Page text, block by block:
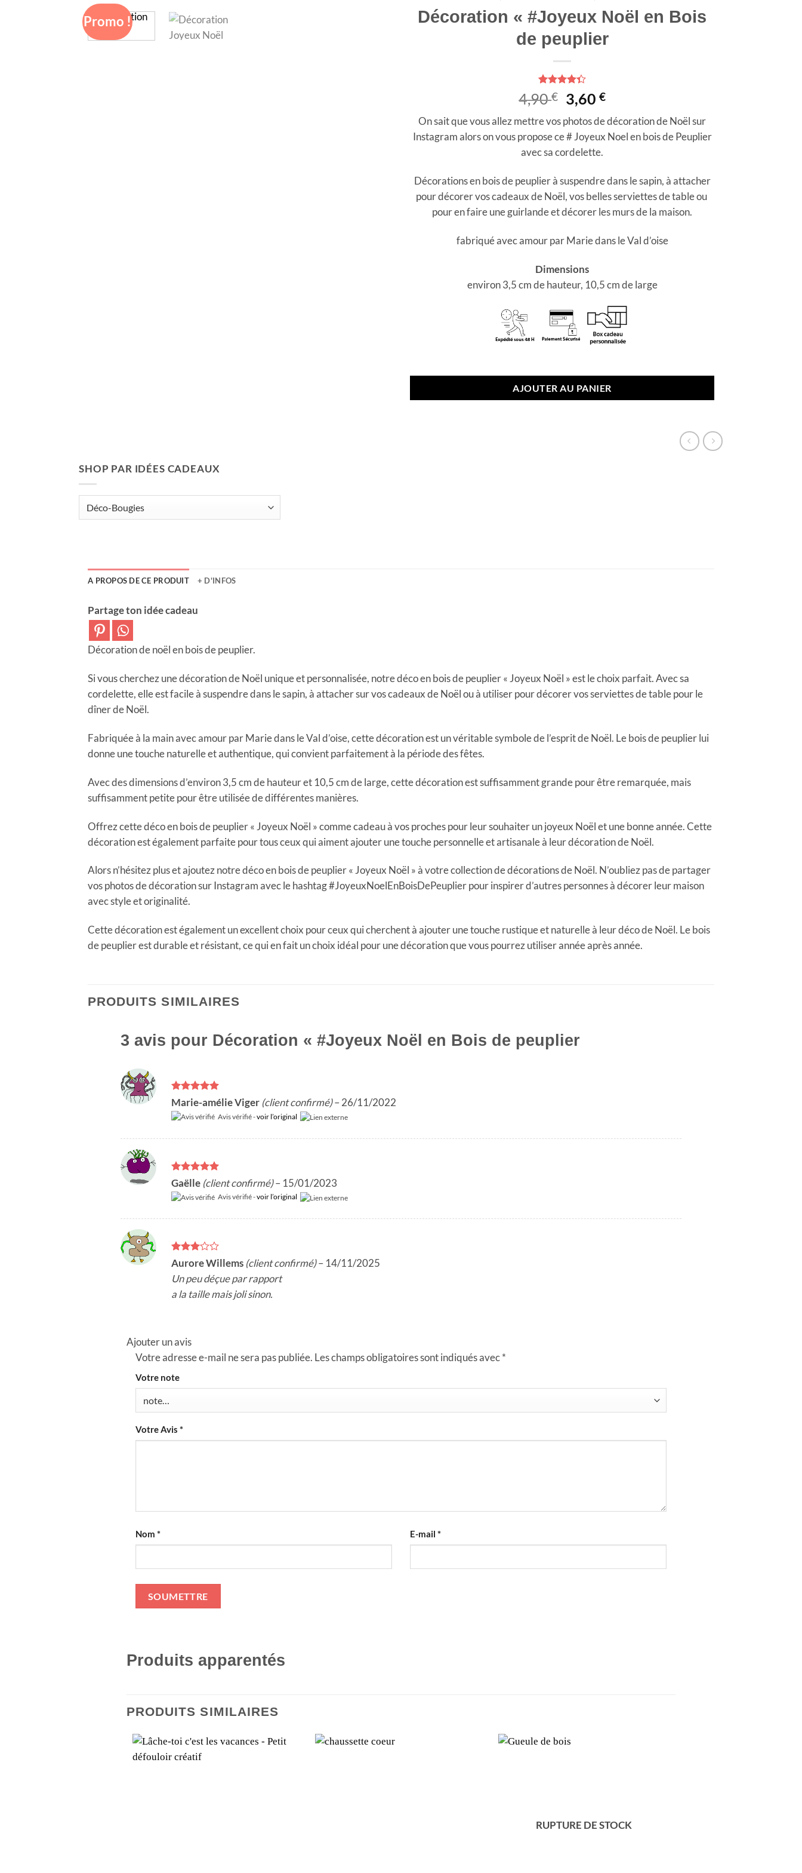
Promo !
Décoration « #Joyeux Noël en Bois
de peuplier
Noté
4.33
sur 5
3
notations
4,90€
Le
prix
initial
était :
4,90 €.
3,60 €Le
prix
actuel
est :
On sait que vous allez mettre vos photos de décoration de Noël sur
Instagram alors on vous propose ce # Joyeux Noel en bois de Peuplier
avec sa cordelette.
Décorations en bois de peuplier à suspendre dans le sapin, à attacher
pour décorer vos cadeaux de Noël, vos belles serviettes de table ou
pour en faire une guirlande et décorer les murs de la maison.
fabriqué avec amour par Marie dans le Val d’oise
Dimensions
environ 3,5 cm de hauteur, 10,5 cm de large
AJOUTER AU PANIER
SHOP PAR IDÉES CADEAUX
A PROPOS DE CE PRODUIT + D'INFOS
Partage ton idée cadeau
Décoration de noël en bois de peuplier.
Si vous cherchez une décoration de Noël unique et personnalisée, notre déco en bois de peuplier « Joyeux Noël » est le choix parfait. Avec sa
cordelette, elle est facile à suspendre dans le sapin, à attacher sur vos cadeaux de Noël ou à utiliser pour décorer vos serviettes de table pour le
dîner de Noël.
Fabriquée à la main avec amour par Marie dans le Val d’oise, cette décoration est un véritable symbole de l’esprit de Noël. Le bois de peuplier lui
donne une touche naturelle et authentique, qui convient parfaitement à la période des fêtes.
Avec des dimensions d’environ 3,5 cm de hauteur et 10,5 cm de large, cette décoration est suffisamment grande pour être remarquée, mais
suffisamment petite pour être utilisée de différentes manières.
Offrez cette déco en bois de peuplier « Joyeux Noël » comme cadeau à vos proches pour leur souhaiter un joyeux Noël et une bonne année. Cette
décoration est également parfaite pour tous ceux qui aiment ajouter une touche personnelle et artisanale à leur décoration de Noël.
Alors n’hésitez plus et ajoutez notre déco en bois de peuplier « Joyeux Noël » à votre collection de décorations de Noël. N’oubliez pas de partager
vos photos de décoration sur Instagram avec le hashtag #JoyeuxNoelEnBoisDePeuplier pour inspirer d’autres personnes à décorer leur maison
avec style et originalité.
Cette décoration est également un excellent choix pour ceux qui cherchent à ajouter une touche rustique et naturelle à leur déco de Noël. Le bois
de peuplier est durable et résistant, ce qui en fait un choix idéal pour une décoration que vous pourrez utiliser année après année.
PRODUITS SIMILAIRES
3 avis pour Décoration « #Joyeux Noël en Bois de peuplier
Note5 sur
5
Marie-amélie Viger (client confirmé)– 26/11/2022
Avis vérifié -voir l’original
Note5sur
5
Gaëlle (client confirmé)– 15/01/2023
Avis vérifié -voir l’original
Note3
sur 5
Aurore Willems (client confirmé)– 14/11/2025
Un peu déçue par rapport
a la taille mais joli sinon.
Ajouter un avis
Votre adresse e-mail ne sera pas publiée. Les champs obligatoires sont indiqués avec*
Votre note
Votre Avis *
Nom * E-mail *
Produits apparentés
PRODUITS SIMILAIRES
RUPTURE DE STOCK